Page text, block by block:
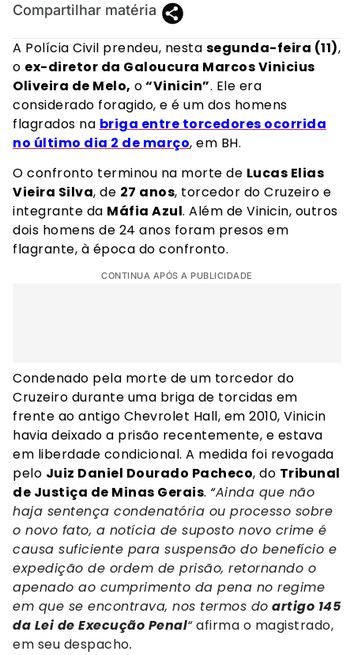
Compartilhar matéria
A Polícia Civil prendeu, nesta segunda-feira (11),
o ex-diretor da Galoucura Marcos Vinicius
Oliveira de Melo, o“Vinicin”. Ele era
considerado foragido, e é um dos homens
flagrados na briga entre torcedores ocorrida
no último dia 2 de março, em BH.
O confronto terminou na morte de Lucas Elias
Vieira Silva, de 27 anos, torcedor do Cruzeiro e
integrante da Máfia Azul. Além de Vinicin, outros
dois homens de 24 anos foram presos em
flagrante, à época do confronto.
CONTINUA APÓS A PUBLICIDADE
Condenado pela morte de um torcedor do
Cruzeiro durante uma briga de torcidas em
frente ao antigo Chevrolet Hall, em 2010, Vinicin
havia deixado a prisão recentemente, e estava
em liberdade condicional. A medida foi revogada
pelo Juiz Daniel Dourado Pacheco, do Tribunal
de Justiça de Minas Gerais. “Ainda que não
haja sentença condenatória ou processo sobre
o novo fato, a notícia de suposto novo crime é
causa suficiente para suspensão do benefício e
expedição de ordem de prisão, retornando o
apenado ao cumprimento da pena no regime
em que se encontrava, nos termos do artigo 145
da Lei de Execução Penal“afirma o magistrado,
em seu despacho.